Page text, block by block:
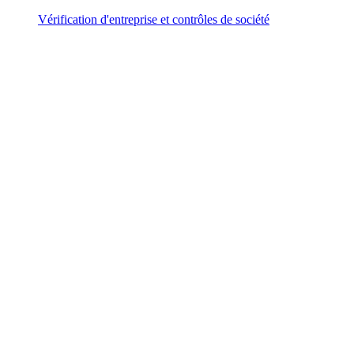
Vérification d'entreprise et contrôles de société